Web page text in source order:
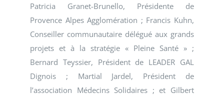
Patricia Granet-Brunello, Présidente de
Provence Alpes Agglomération ; Francis Kuhn,
Conseiller communautaire délégué aux grands
projets et à la stratégie « Pleine Santé » ;
Bernard Teyssier, Président de LEADER GAL
Dignois ; Martial Jardel, Président de
l’association Médecins Solidaires ; et Gilbert